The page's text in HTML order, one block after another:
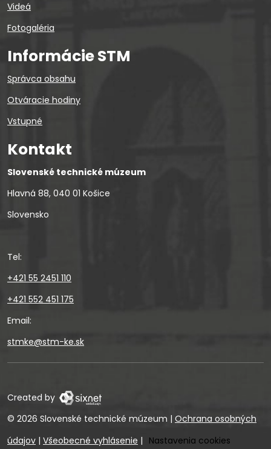
Videá
Fotogaléria
Informácie STM
Správca obsahu
Otváracie hodiny
Vstupné
Kontakt
Slovenské technické múzeum
Hlavná 88, 040 01 Košice
Slovensko
Tel:
+421 55 2451 110
+421 552 451 175
Email:
stmke@stm-ke.sk
Created by
© 2026 Slovenské technické múzeum | Ochrana osobných
údajov | Všeobecné vyhlásenie | Nastavenia cookies